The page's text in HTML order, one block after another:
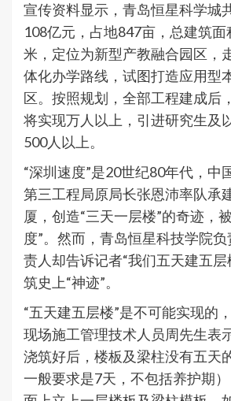
宣传资料显示，青岛恒星科学城
108亿元，占地847亩，总建筑
米，定位为新型产教融合园区，
体化办学路线，试图打造应用型
区。按照规划，全部工程建成后
将实现万人以上，引进研究生及
500人以上。
“深圳速度”是20世纪80年代，中
第三工程局原局长张恩沛率队承
厦，创造“三天一层楼”的奇迹，
度”。然而，青岛恒星科技学院
责人却告诉记者“我们五天建五层
筑史上“神迹”。
“五天建五层楼”是不可能实现的
现场施工管理技术人员周先生表
浇筑好后，楼板及梁柱没有五天
一般要求是7天，不包括养护期